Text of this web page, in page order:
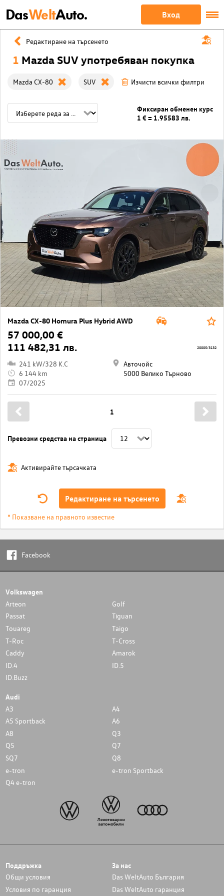
DasWeltAuto. Вход
Редактиране на търсенето
1 Mazda SUV употребяван покупка
Mazda CX-80 SUV Изчисти всички филтри
Фиксиран обменен курс
1 € = 1.95583 лв.
Mazda CX-80 Homura Plus Hybrid AWD
57 000,00 €
111 482,31 лв.
241 kW/328 K.C
6 144 km
07/2025
Авточойс
5000 Велико Търново
20005/3132
Превозни средства на страница
1
Активирайте търсачката
Редактиране на търсенето
* Показване на правното известие
Facebook
Volkswagen
Arteon
Golf
Passat
Tiguan
Touareg
Taigo
T-Roc
T-Cross
Caddy
Amarok
ID.4
ID.5
ID.Buzz
Audi
A3
A4
A5 Sportback
A6
A8
Q3
Q5
Q7
SQ7
Q8
e-tron
e-tron Sportback
Q4 e-tron
Поддръжка
Общи условия
Условия по гаранция
За нас
Das WeltAuto България
Das WeltAuto гаранция